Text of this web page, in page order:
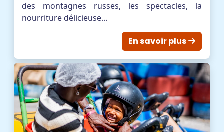
des montagnes russes, les spectacles, la
nourriture délicieuse...
En savoir plus